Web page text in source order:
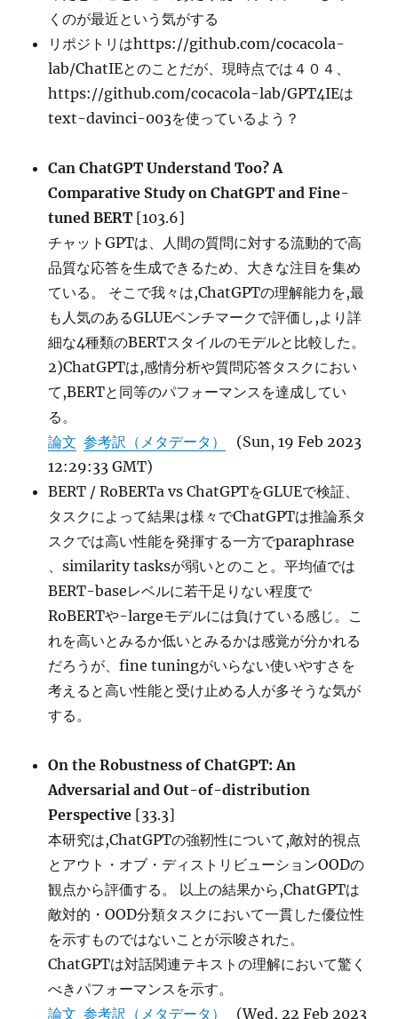
くのが最近という気がする
リポジトリはhttps://github.com/cocacola-
lab/ChatIEとのことだが、現時点では４０４、
https://github.com/cocacola-lab/GPT4IEは
text-davinci-003を使っているよう？
Can ChatGPT Understand Too? A
Comparative Study on ChatGPT and Fine-
tuned BERT [103.6]
チャットGPTは、人間の質問に対する流動的で高
品質な応答を生成できるため、大きな注目を集め
ている。 そこで我々は,ChatGPTの理解能力を,最
も人気のあるGLUEベンチマークで評価し,より詳
細な4種類のBERTスタイルのモデルと比較した。
2)ChatGPTは,感情分析や質問応答タスクにおい
て,BERTと同等のパフォーマンスを達成してい
る。
論文 参考訳（メタデータ）
(Sun, 19 Feb 2023
12:29:33 GMT)
BERT / RoBERTa vs ChatGPTをGLUEで検証、
タスクによって結果は様々でChatGPTは推論系タ
スクでは高い性能を発揮する一方でparaphrase
、similarity tasksが弱いとのこと。平均値では
BERT-baseレベルに若干足りない程度で
RoBERTや-largeモデルには負けている感じ。こ
れを高いとみるか低いとみるかは感覚が分かれる
だろうが、fine tuningがいらない使いやすさを
考えると高い性能と受け止める人が多そうな気が
する。
On the Robustness of ChatGPT: An
Adversarial and Out-of-distribution
Perspective [33.3]
本研究は,ChatGPTの強靭性について,敵対的視点
とアウト・オブ・ディストリビューションOODの
観点から評価する。 以上の結果から,ChatGPTは
敵対的・OOD分類タスクにおいて一貫した優位性
を示すものではないことが示唆された。
ChatGPTは対話関連テキストの理解において驚く
べきパフォーマンスを示す。
論文 参考訳（メタデータ）
(Wed, 22 Feb 2023